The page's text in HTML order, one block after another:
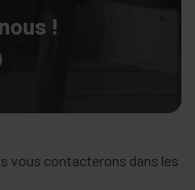
!
vous contacterons dans les